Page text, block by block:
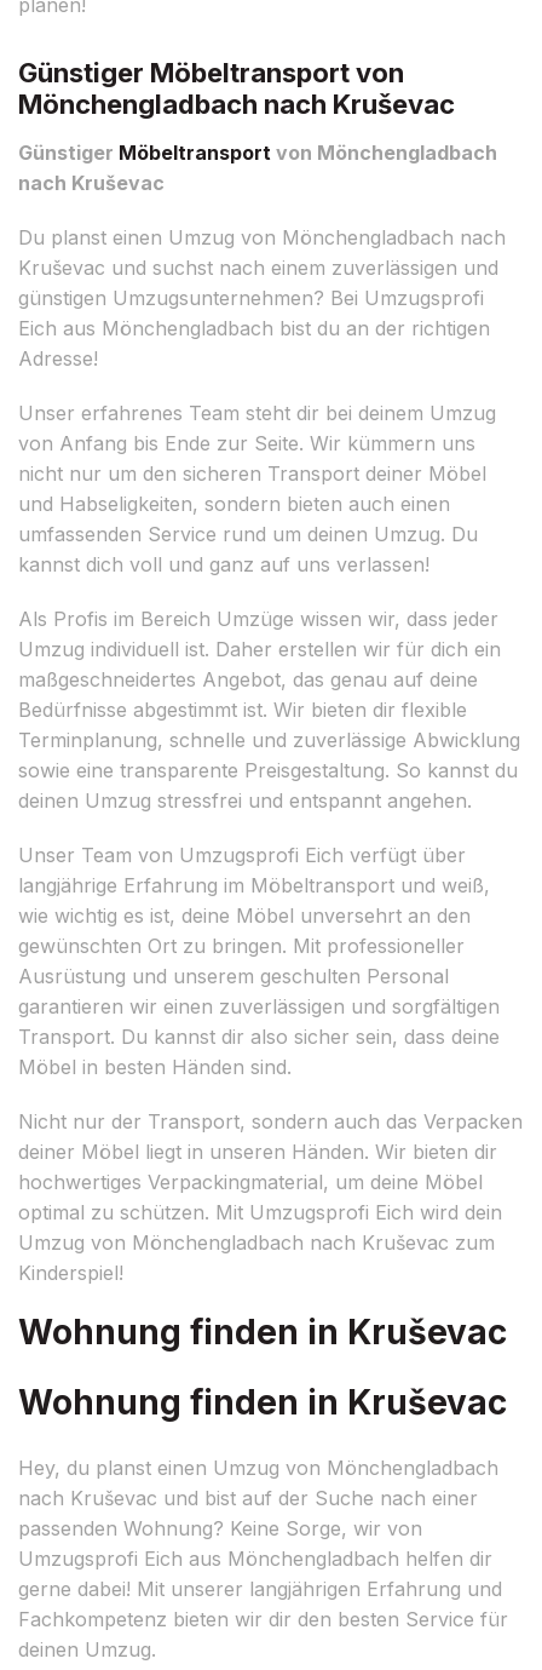
Günstiger Möbeltransport von
Mönchengladbach nach Kruševac
Günstiger Möbeltransport von Mönchengladbach
nach Kruševac
Du planst einen Umzug von Mönchengladbach nach
Kruševac und suchst nach einem zuverlässigen und
günstigen Umzugsunternehmen? Bei Umzugsprofi
Eich aus Mönchengladbach bist du an der richtigen
Adresse!
Unser erfahrenes Team steht dir bei deinem Umzug
von Anfang bis Ende zur Seite. Wir kümmern uns
nicht nur um den sicheren Transport deiner Möbel
und Habseligkeiten, sondern bieten auch einen
umfassenden Service rund um deinen Umzug. Du
kannst dich voll und ganz auf uns verlassen!
Als Profis im Bereich Umzüge wissen wir, dass jeder
Umzug individuell ist. Daher erstellen wir für dich ein
maßgeschneidertes Angebot, das genau auf deine
Bedürfnisse abgestimmt ist. Wir bieten dir flexible
Terminplanung, schnelle und zuverlässige Abwicklung
sowie eine transparente Preisgestaltung. So kannst du
deinen Umzug stressfrei und entspannt angehen.
Unser Team von Umzugsprofi Eich verfügt über
langjährige Erfahrung im Möbeltransport und weiß,
wie wichtig es ist, deine Möbel unversehrt an den
gewünschten Ort zu bringen. Mit professioneller
Ausrüstung und unserem geschulten Personal
garantieren wir einen zuverlässigen und sorgfältigen
Transport. Du kannst dir also sicher sein, dass deine
Möbel in besten Händen sind.
Nicht nur der Transport, sondern auch das Verpacken
deiner Möbel liegt in unseren Händen. Wir bieten dir
hochwertiges Verpackingmaterial, um deine Möbel
optimal zu schützen. Mit Umzugsprofi Eich wird dein
Umzug von Mönchengladbach nach Kruševac zum
Kinderspiel!
Wohnung finden in Kruševac
Wohnung finden in Kruševac
Hey, du planst einen Umzug von Mönchengladbach
nach Kruševac und bist auf der Suche nach einer
passenden Wohnung? Keine Sorge, wir von
Umzugsprofi Eich aus Mönchengladbach helfen dir
gerne dabei! Mit unserer langjährigen Erfahrung und
Fachkompetenz bieten wir dir den besten Service für
deinen Umzug.